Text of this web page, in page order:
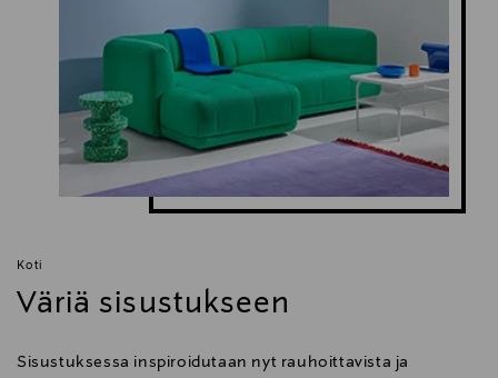
Koti
Väriä sisustukseen
Sisustuksessa inspiroidutaan nyt rauhoittavista ja